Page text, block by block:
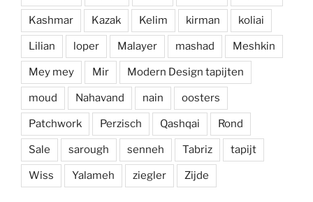
Kashmar Kazak Kelim kirman koliai
Lilian loper Malayer mashad Meshkin
Mey mey Mir Modern Design tapijten
moud Nahavand nain oosters
Patchwork Perzisch Qashqai Rond
Sale sarough senneh Tabriz tapijt
Wiss Yalameh ziegler Zijde